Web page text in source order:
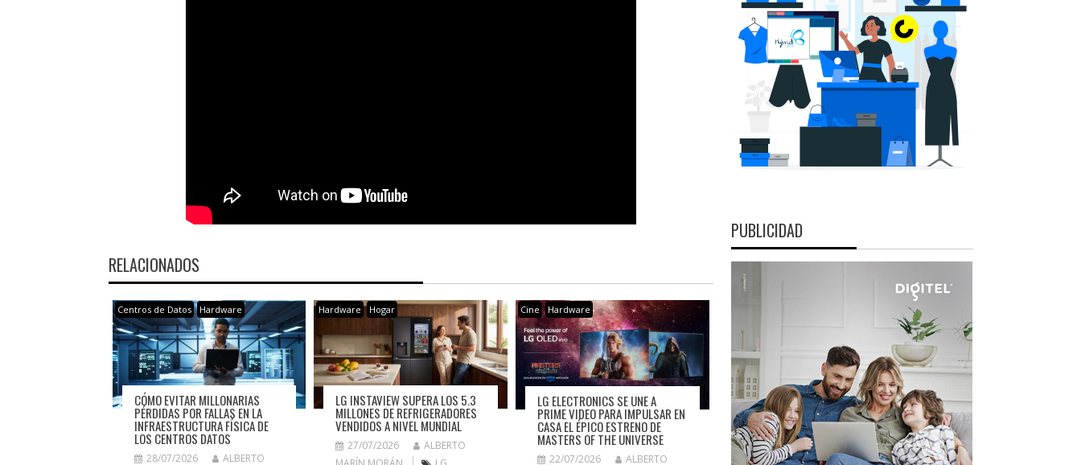
RELACIONADOS
Centros de Datos Hardware
CÓMO EVITAR MILLONARIAS
PÉRDIDAS POR FALLAS EN LA
INFRAESTRUCTURA FÍSICA DE
LOS CENTROS DATOS
28/07/2026 ALBERTO
Hardware Hogar
LG INSTAVIEW SUPERA LOS 5.3
MILLONES DE REFRIGERADORES
VENDIDOS A NIVEL MUNDIAL
27/07/2026
ALBERTO
Cine Hardware
LG ELECTRONICS SE UNE A
PRIME VIDEO PARA IMPULSAR EN
CASA EL ÉPICO ESTRENO DE
MASTERS OF THE UNIVERSE
22/07/2026 ALBERTO
PUBLICIDAD